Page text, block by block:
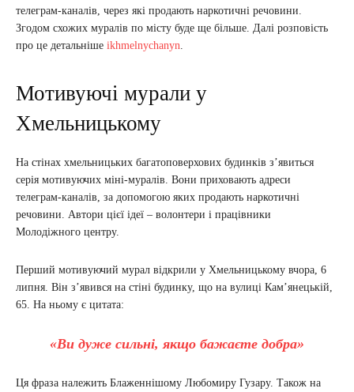
телеграм-каналів, через які продають наркотичні речовини.
Згодом схожих муралів по місту буде ще більше. Далі розповість
про це детальніше ikhmelnychanyn
Мотивуючі мурали у
Хмельницькому
На стінах хмельницьких багатоповерхових будинків з’явиться
серія мотивуючих міні-муралів. Вони приховають адреси
телеграм-каналів, за допомогою яких продають наркотичні
речовини. Автори цієї ідеї – волонтери і працівники
Молодіжного центру.
Перший мотивуючий мурал відкрили у Хмельницькому вчора, 6
липня. Він з’явився на стіні будинку, що на вулиці Кам’янецькій,
65. На ньому є цитата:
«Ви дуже сильні, якщо бажаєте добра»
Ця фраза належить Блаженнішому Любомиру Гузару. Також на